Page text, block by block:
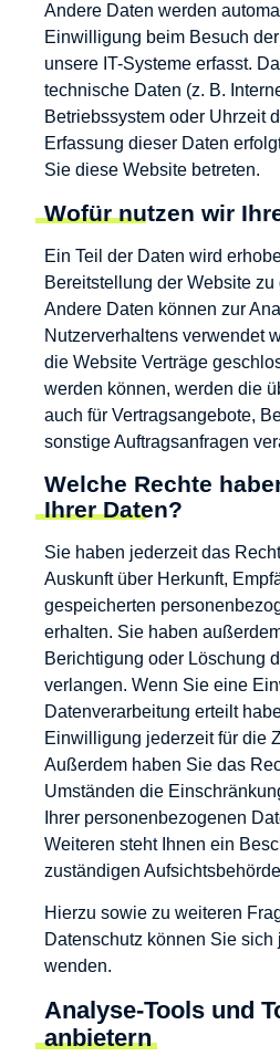
Andere Daten werden
Einwilligung beim Besuch
unsere IT-Systeme erfasst.
technische Daten (z. B.
Betriebssystem oder Uhrzeit
Erfassung dieser Daten
Sie diese Website betreten.
Wofür nutzen wir
Ein Teil der Daten wird
Bereitstellung der Website
Andere Daten können zur
Nutzerverhaltens verwendet
die Website Verträge
werden können, werden die
auch für Vertragsangebote,
sonstige Auftragsanfragen
Welche Rechte
Ihrer Daten?
Sie haben jederzeit das
Auskunft über Herkunft,
gespeicherten
erhalten. Sie haben
Berichtigung oder Löschung
verlangen. Wenn Sie eine
Datenverarbeitung erteilt
Einwilligung jederzeit für die
Außerdem haben Sie das
Umständen die
Ihrer personenbezogenen
Weiteren steht Ihnen ein
zuständigen
Hierzu sowie zu weiteren
Datenschutz können Sie sich
wenden.
Analyse-Tools und
anbietern